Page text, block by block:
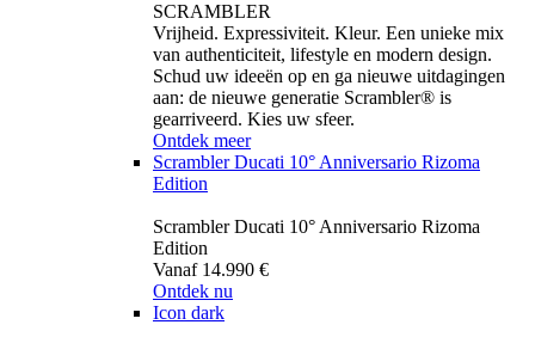
SCRAMBLER
Vrijheid. Expressiviteit. Kleur. Een unieke mix
van authenticiteit, lifestyle en modern design.
Schud uw ideeën op en ga nieuwe uitdagingen
aan: de nieuwe generatie Scrambler® is
gearriveerd. Kies uw sfeer.
Ontdek meer
Scrambler Ducati 10° Anniversario Rizoma
Edition
Scrambler Ducati 10° Anniversario Rizoma
Edition
Vanaf 14.990 €
Ontdek nu
Icon dark